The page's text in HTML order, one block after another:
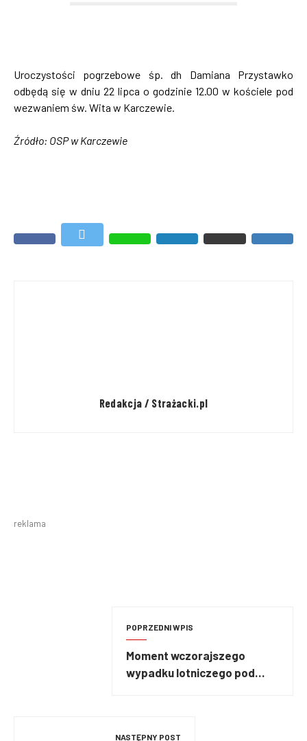
Uroczystości pogrzebowe śp. dh Damiana Przystawko
odbędą się w dniu 22 lipca o godzinie 12.00 w kościele pod
wezwaniem św. Wita w Karczewie.
Źródło: OSP w Karczewie
Redakcja / Strażacki.pl
reklama
POPRZEDNI WPIS
Moment wczorajszego
wypadku lotniczego pod
NASTĘPNY POST